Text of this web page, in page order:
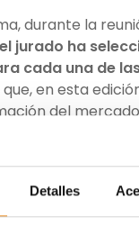
Detalles
durante la
el jurado ha
cada una de
que, en esta
del
sobre
y mejor
que recibirán